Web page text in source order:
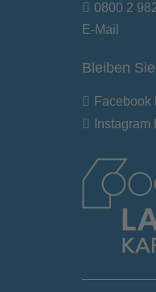
0800 2
E-Mail
Bleiben
Facebook